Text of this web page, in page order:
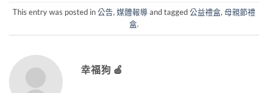
This entry was posted in公告, 媒體報導and tagged公益禮盒, 母親節禮
盒.
幸福狗 🍎